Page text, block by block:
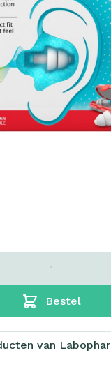
Bestel
van Labophar